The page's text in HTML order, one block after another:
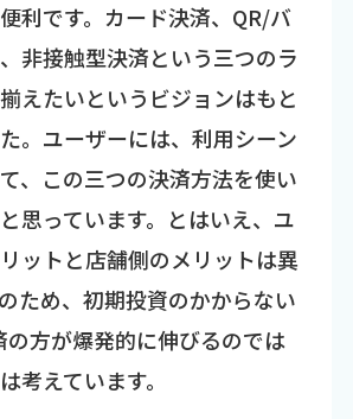
利です。カード決済、QR/バ
非接触型決済という三つのラ
えたいというビジョンはもと
。ユーザーには、利用シーン
、この三つの決済方法を使い
思っています。とはいえ、ユ
ットと店舗側のメリットは異
ため、初期投資のかからない
の方が爆発的に伸びるのでは
考えています。